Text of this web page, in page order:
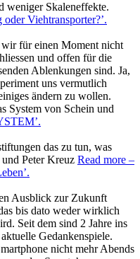
weniger Skaleneffekte.
oder Viehtransporter?’.
für einen Moment nicht
und offen für die
Ablenkungen sind. Ja,
uns vermutlich
ändern zu wollen.
System von Schein und
.
das zu tun, was
Peter Kreuz Read more –
.
Ausblick zur Zukunft
bis dato weder wirklich
Seit dem sind 2 Jahre ins
Gedankenspiele.
nicht mehr Abends